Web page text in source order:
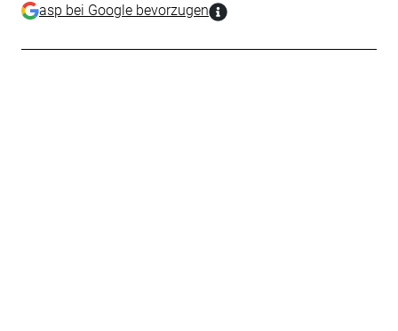
asp bei Google bevorzugen